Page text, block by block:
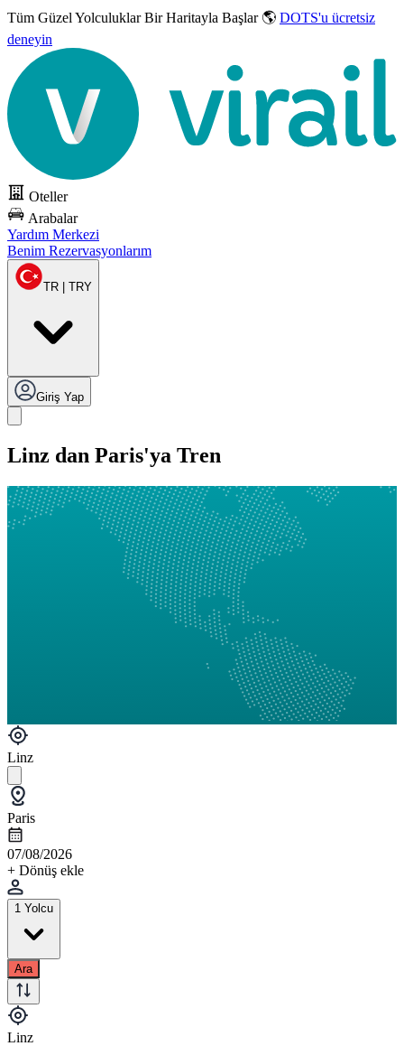
Tüm Güzel YolculuklarBir Haritayla Başlar 🌎 DOTS'u ücretsiz
deneyin
Oteller
Arabalar
Yardım Merkezi
Benim Rezervasyonlarım
TR | TRY
Giriş Yap
Linz dan Paris'ya Tren
Linz
Paris
07/08/2026
+ Dönüş ekle
1 Yolcu
Ara
Linz